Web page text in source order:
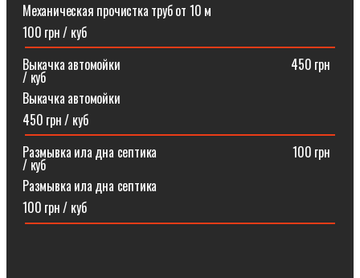
Механическая прочистка труб от 10 м
100 грн / куб
Выкачка автомойки⠀⠀⠀⠀⠀⠀⠀⠀⠀⠀⠀⠀⠀⠀⠀⠀⠀⠀450 грн
/ куб
Выкачка автомойки
450 грн / куб
Размывка ила дна септика ⠀⠀⠀⠀⠀⠀⠀⠀⠀⠀⠀⠀⠀⠀100 грн
/ куб
Размывка ила дна септика
100 грн / куб